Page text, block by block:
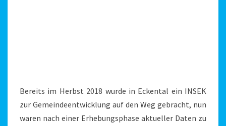
Bereits im Herbst 2018 wurde in Eckental ein INSEK
zur Gemeindeentwicklung auf den Weg gebracht, nun
waren nach einer Erhebungsphase aktueller Daten zu